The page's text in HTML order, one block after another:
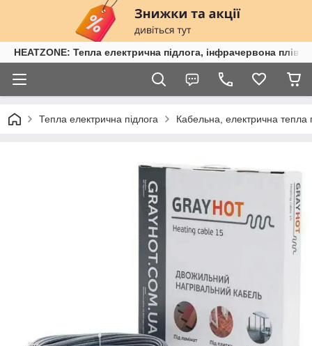
HEATZONE: Тепла електрична підлога, інфрачервона
Тепла електрична підлога Кабельна, електрична